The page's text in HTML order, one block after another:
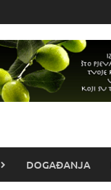
DOGAĐANJA